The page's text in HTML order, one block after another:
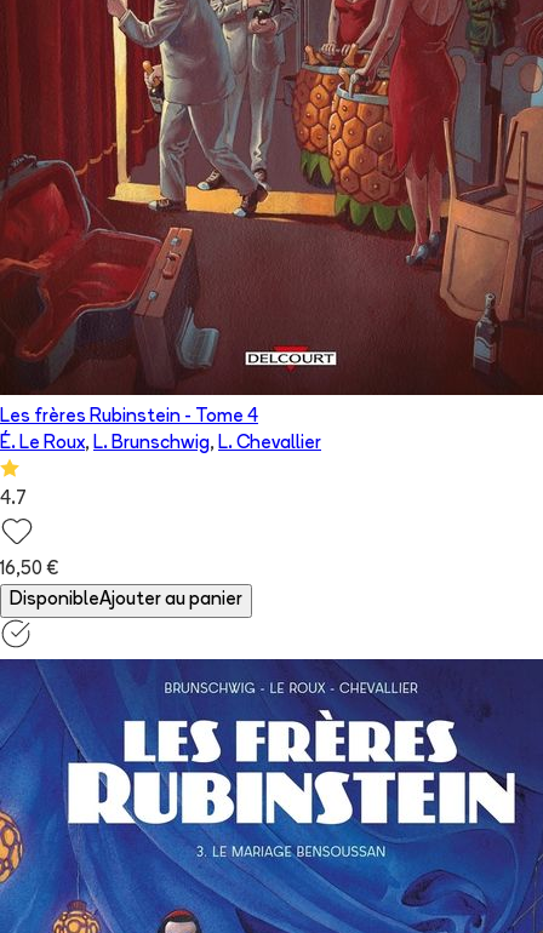
Les frères Rubinstein - Tome 4
É. Le Roux, L. Brunschwig, L. Chevallier
4.7
16,50 €
DisponibleAjouter au panier